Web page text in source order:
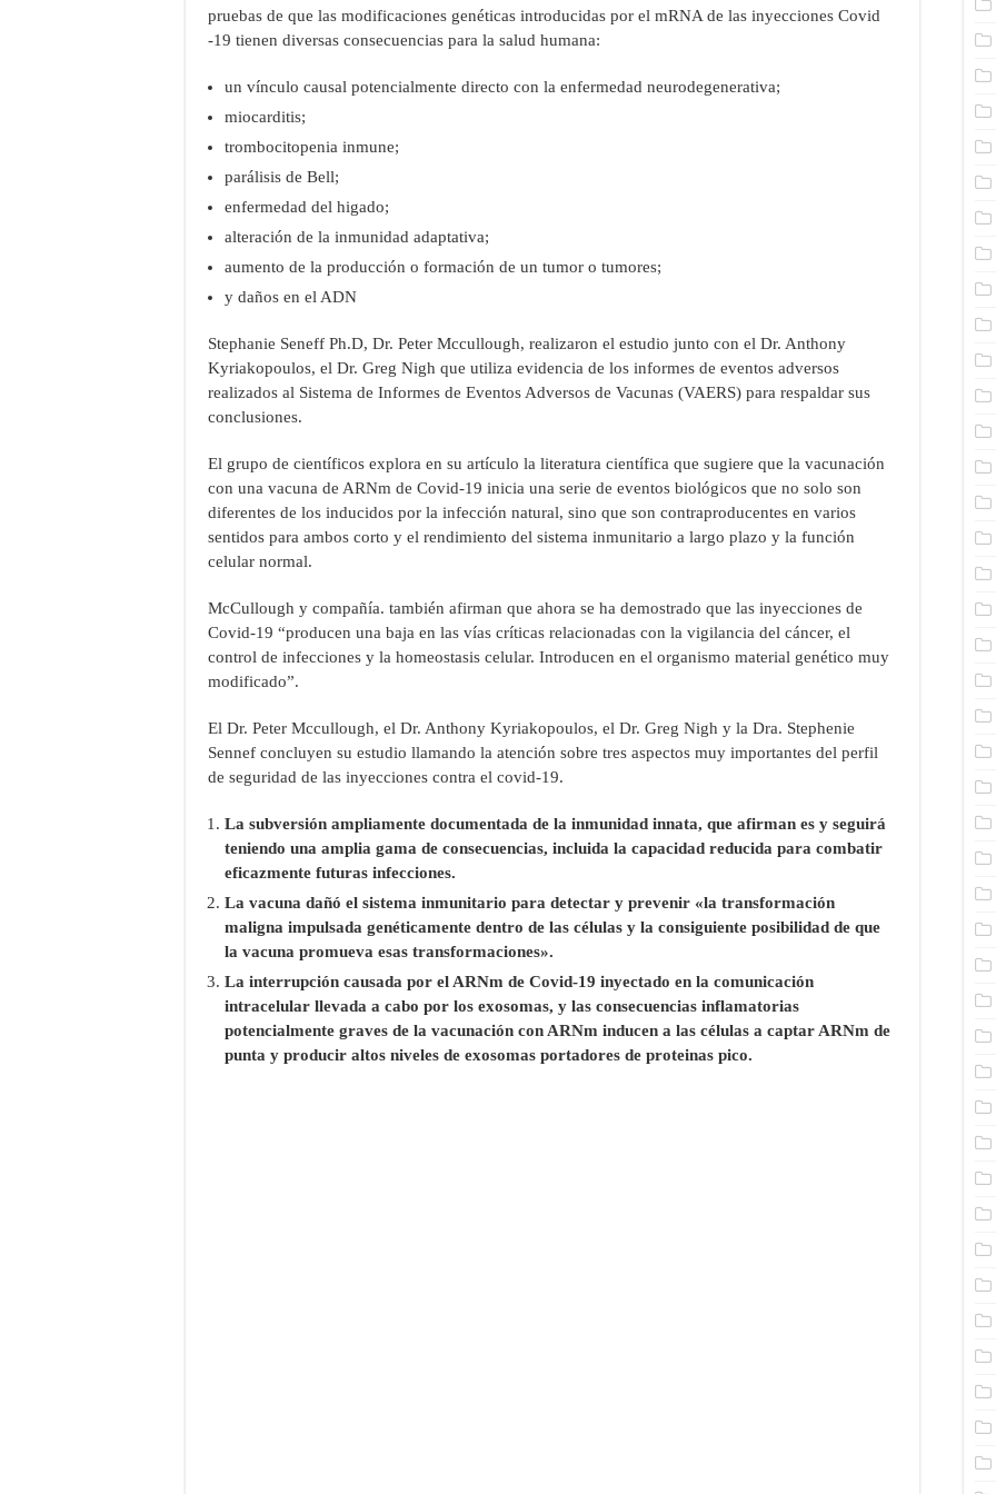
pruebas de que las modificaciones genéticas introducidas por el mRNA de las inyecciones Covid
-19 tienen diversas consecuencias para la salud humana:
un vínculo causal potencialmente directo con la enfermedad neurodegenerativa;
miocarditis;
trombocitopenia inmune;
parálisis de Bell;
enfermedad del higado;
alteración de la inmunidad adaptativa;
aumento de la producción o formación de un tumor o tumores;
y daños en el ADN
Stephanie Seneff Ph.D, Dr. Peter Mccullough, realizaron el estudio junto con el Dr. Anthony
Kyriakopoulos, el Dr. Greg Nigh que utiliza evidencia de los informes de eventos adversos
realizados al Sistema de Informes de Eventos Adversos de Vacunas (VAERS) para respaldar sus
conclusiones.
El grupo de científicos explora en su artículo la literatura científica que sugiere que la vacunación
con una vacuna de ARNm de Covid-19 inicia una serie de eventos biológicos que no solo son
diferentes de los inducidos por la infección natural, sino que son contraproducentes en varios
sentidos para ambos corto y el rendimiento del sistema inmunitario a largo plazo y la función
celular normal.
McCullough y compañía. también afirman que ahora se ha demostrado que las inyecciones de
Covid-19 “producen una baja en las vías críticas relacionadas con la vigilancia del cáncer, el
control de infecciones y la homeostasis celular. Introducen en el organismo material genético muy
modificado”.
El Dr. Peter Mccullough, el Dr. Anthony Kyriakopoulos, el Dr. Greg Nigh y la Dra. Stephenie
Sennef concluyen su estudio llamando la atención sobre tres aspectos muy importantes del perfil
de seguridad de las inyecciones contra el covid-19.
La subversión ampliamente documentada de la inmunidad innata, que afirman es y seguirá
teniendo una amplia gama de consecuencias, incluida la capacidad reducida para combatir
eficazmente futuras infecciones.
La vacuna dañó el sistema inmunitario para detectar y prevenir «la transformación
maligna impulsada genéticamente dentro de las células y la consiguiente posibilidad de que
la vacuna promueva esas transformaciones».
La interrupción causada por el ARNm de Covid-19 inyectado en la comunicación
intracelular llevada a cabo por los exosomas, y las consecuencias inflamatorias
potencialmente graves de la vacunación con ARNm inducen a las células a captar ARNm de
punta y producir altos niveles de exosomas portadores de proteinas pico.